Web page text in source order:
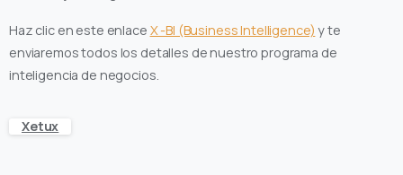
Haz clic en este enlace X -BI (Business Intelligence) y te
enviaremos todos los detalles de nuestro programa de
inteligencia de negocios.
Xetux